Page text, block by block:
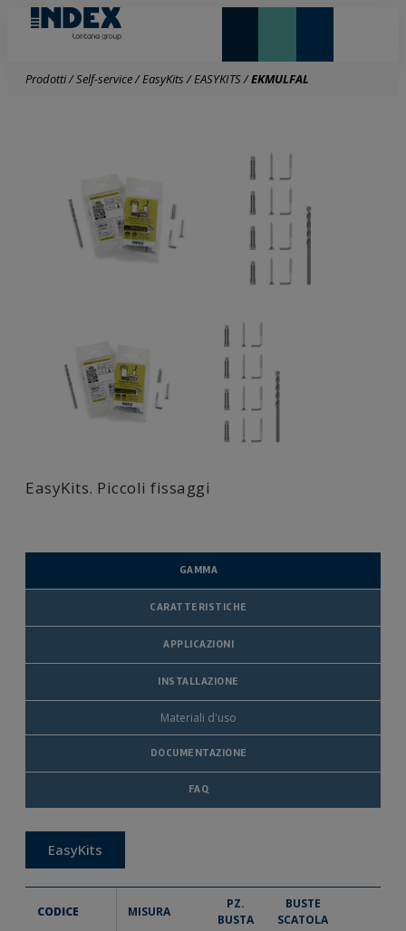
Prodotti/Self-service/EasyKits/EASYKITS/EKMULFAL
EasyKits. Piccoli fissaggi
GAMMA
CARATTERISTICHE
APPLICAZIONI
INSTALLAZIONE
Materiali d'uso
DOCUMENTAZIONE
FAQ
EasyKits
CODICE MISURA
PZ.
BUSTA
BUSTE
SCATOLA